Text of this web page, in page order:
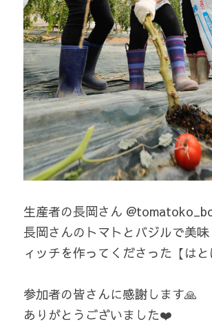
生産者の長岡さん
長岡さんのトマトとバジルで美
ィッチを作ってくださった【は
参加者の皆さんに感謝します🙏
ありがとうございました❤️